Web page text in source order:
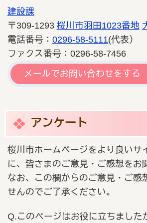
建設課
〒309-1293 桜川市羽田1023番地
電話番号： 0296-58-5111(代表）
ファクス番号：0296-58-7456
メールでお問い合わせをする
アンケート
桜川市ホームページをより良いサ
に、皆さまのご意見・ご感想をお
なお、この欄からのご意見・ご感
せんのでご了承ください。
Q.このページはお役に立ちました